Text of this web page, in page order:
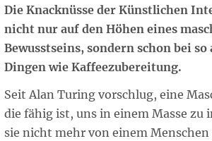
Die Knacknüsse der Künstlichen
nicht nur auf den Höhen eines
Bewusstseins, sondern schon bei
Dingen wie Kaffeezubereitung.
Seit Alan Turing vorschlug, eine
die fähig ist, uns in einem Masse zu
sie nicht mehr von einem